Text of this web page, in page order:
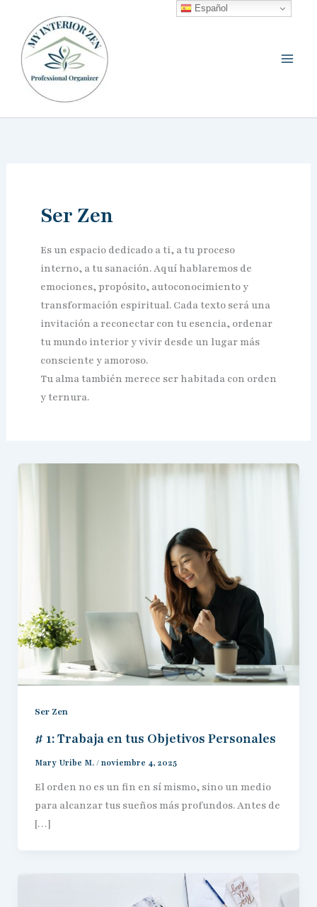
contenido
Ser Zen
Es un espacio dedicado a ti, a tu proceso
interno, a tu sanación. Aquí hablaremos de
emociones, propósito, autoconocimiento y
transformación espiritual. Cada texto será una
invitación a reconectar con tu esencia, ordenar
tu mundo interior y vivir desde un lugar más
consciente y amoroso.
Tu alma también merece ser habitada con orden
y ternura.
Ser Zen
# 1: Trabaja en tus Objetivos Personales
Mary Uribe M./noviembre 4, 2025
El orden no es un fin en sí mismo, sino un medio
para alcanzar tus sueños más profundos. Antes de
[…]
Español